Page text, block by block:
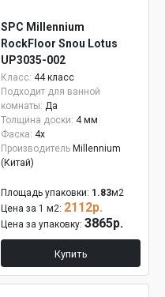
SPC Millennium
RockFloor Snou Lotus
UP3035-002
Класс: 44 класс
Подходит для ванной
комнаты: Да
Толщина доски: 4 мм
Фаска: 4x
Производитель Millennium
(Китай)
Площадь упаковки: 1.83м2
Цена за 1 м2: 2112р.
Цена за упаковку: 3865р.
Купить